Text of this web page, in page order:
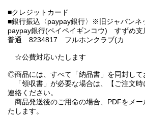
■クレジットカード
■銀行振込〈paypay銀行〉※旧ジャパンネ
paypay銀行(ペイペイギンコウ) すずめ支
普通 8234817 フルホンクラブ(カ
☆公費対応いたします
◎商品には、すべて「納品書」を同封して
「領収書」が必要な場合は、【ご注文時
連絡ください。
商品発送後のご用命の場合、PDFをメー
たします。